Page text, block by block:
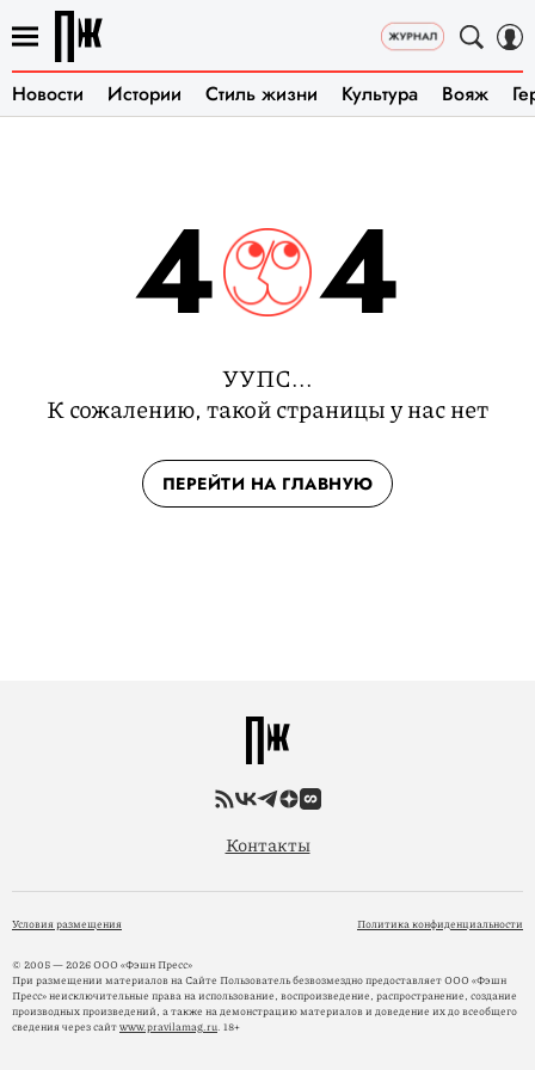
Новости Истории Стиль жизни Культура Вояж
4 4
УУПС...
К сожалению, такой страницы у нас нет
ПЕРЕЙТИ НА ГЛАВНУЮ
Контакты
Условия размещения Политика конфиденциальности
© 2005 — 2026 ООО «Фэшн Пресс»
При размещении материалов на Сайте Пользователь безвозмездно предоставляет ООО «Фэшн
Пресс» неисключительные права на использование, воспроизведение, распространение, создание
производных произведений, а также на демонстрацию материалов и доведение их до всеобщего
сведения через сайтwww.pravilamag.ru. 18+